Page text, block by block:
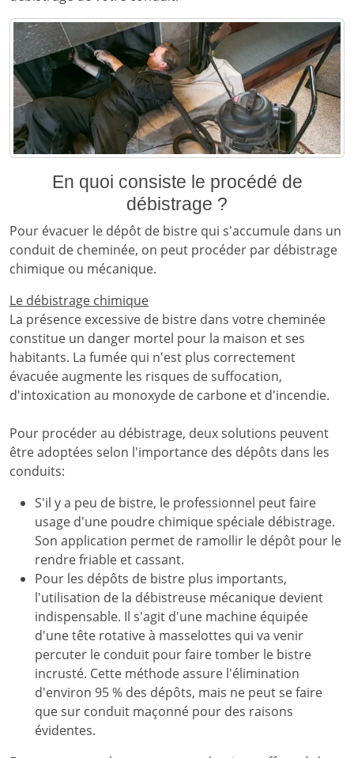
En quoi consiste le procédé de
débistrage ?
Pour évacuer le dépôt de bistre qui s'accumule dans un
conduit de cheminée, on peut procéder par débistrage
chimique ou mécanique.
Le débistrage chimique
La présence excessive de bistre dans votre cheminée
constitue un danger mortel pour la maison et ses
habitants. La fumée qui n'est plus correctement
évacuée augmente les risques de suffocation,
d'intoxication au monoxyde de carbone et d'incendie.
Pour procéder au débistrage, deux solutions peuvent
être adoptées selon l'importance des dépôts dans les
conduits:
S'il y a peu de bistre, le professionnel peut faire
usage d'une poudre chimique spéciale débistrage.
Son application permet de ramollir le dépôt pour le
rendre friable et cassant.
Pour les dépôts de bistre plus importants,
l'utilisation de la débistreuse mécanique devient
indispensable. Il s'agit d'une machine équipée
d'une tête rotative à masselottes qui va venir
percuter le conduit pour faire tomber le bistre
incrusté. Cette méthode assure l'élimination
d'environ 95 % des dépôts, mais ne peut se faire
que sur conduit maçonné pour des raisons
évidentes.